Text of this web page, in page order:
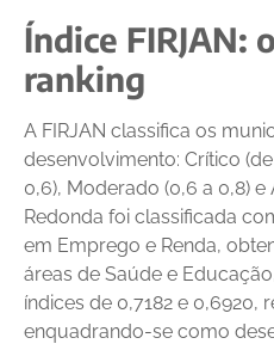
Índice FIRJAN:
ranking
A FIRJAN classifica os
desenvolvimento: Crítico
0,6), Moderado (0,6 a 0,8) e
Redonda foi classificada
em Emprego e Renda,
áreas de Saúde e
índices de 0,7182 e 0,6920,
enquadrando-se como